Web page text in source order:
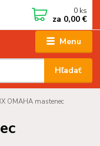
Menu
Hľadať
0 ks
za 0,00 €
OMAHA mastenec